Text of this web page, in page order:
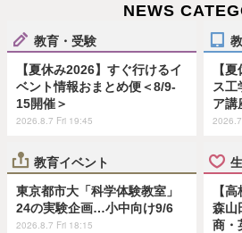
NEWS
教育・受験
【夏休み2026】すぐ行けるイ
ベント情報おまとめ便＜8/9-
15開催＞
2026.8.7 Fri 19:45
【
ス工
ア講
教育イベント
東京都市大「科学体験教室」
24の実験企画…小中向け9/6
2026.8.7 Fri 18:15
【
森山
商・